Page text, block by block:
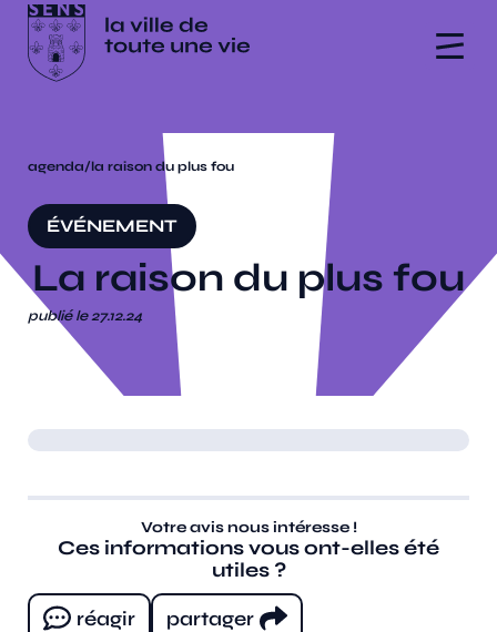
agenda/la raison du plus fou
ÉVÉNEMENT
La raison du plus fou
publié le 27.12.24
Votre avis nous intéresse !
Ces informations vous ont-elles été
utiles ?
réagir
partager